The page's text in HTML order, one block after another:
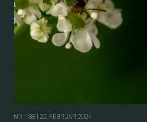
NR. 188 | 22. FEBRUAR 2024